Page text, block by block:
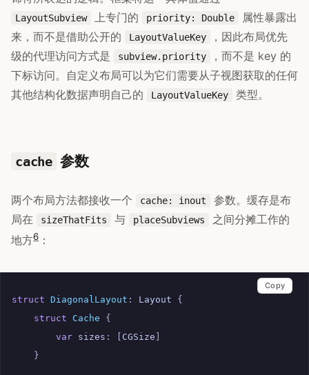
LayoutSubview 上专门的 priority: Double
属性暴露出
来，而不是借助公开的
LayoutValueKey
，因此布局优先
级的代理访问方式是
subview.priority
，而不是 key 的
下标访问。自定义布局可以为它们需要从子视图获取的任何
其他结构化数据声明自己的
LayoutValueKey 类型。
cache 参数
两个布局方法都接收一个 cache: inout
参数。缓存是布
局在
sizeThatFits 与 placeSubviews
之间分摊工作的
地方6 ：
struct DiagonalLayout : Layout
{
struct
Cache
{
var sizes : [ CGSize ]
}
Copy